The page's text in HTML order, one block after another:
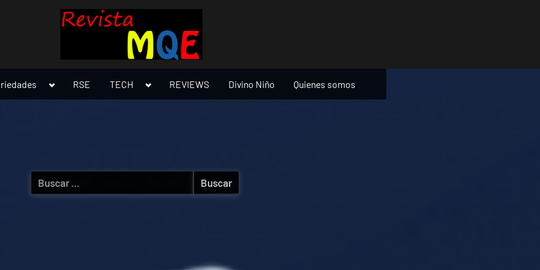
Toggle
menu
RSE TECH
Toggle
menu
REVIEWS Divino Niño Quienes somos
Buscar: